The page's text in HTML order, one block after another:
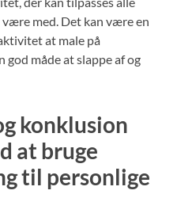
være med. Det kan være en
at male på
måde at slappe af og
konklusion
at bruge
til personlige